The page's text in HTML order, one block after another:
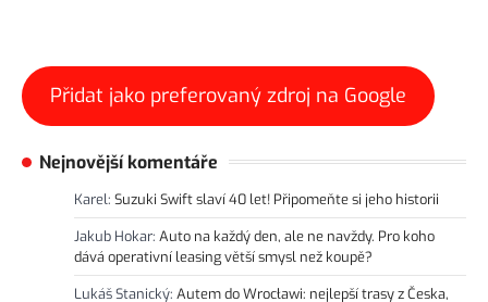
Přidat jako preferovaný zdroj na Google
Nejnovější komentáře
Karel: Suzuki Swift slaví 40 let! Připomeňte si jeho historii
Jakub Hokar: Auto na každý den, ale ne navždy. Pro koho
dává operativní leasing větší smysl než koupě?
Lukáš Stanický: Autem do Wrocławi: nejlepší trasy z Česka,